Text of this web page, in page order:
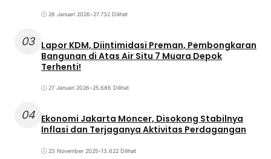
28 Januari 2026•27.732 Dilihat
03 Lapor KDM, Diintimidasi Preman, Pembongkaran
Bangunan di Atas Air Situ 7 Muara Depok
Terhenti!
27 Januari 2026•25.686 Dilihat
04 Ekonomi Jakarta Moncer, Disokong Stabilnya
Inflasi dan Terjaganya Aktivitas Perdagangan
23 November 2025•13.622 Dilihat